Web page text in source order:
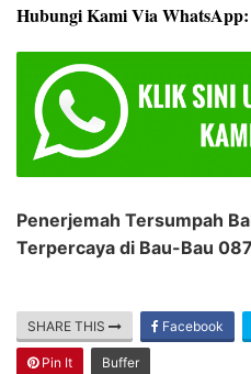
Hubungi Kami Via WhatsApp:
Penerjemah Tersumpah
Terpercaya di Bau-Bau
SHARE THIS Facebook
Pin It Buffer